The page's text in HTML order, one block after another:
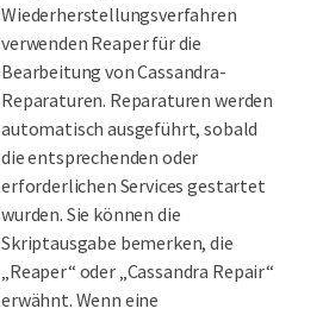
Wiederherstellungsverfahren
verwenden Reaper für die
Bearbeitung von Cassandra-
Reparaturen. Reparaturen werden
automatisch ausgeführt, sobald
die entsprechenden oder
erforderlichen Services gestartet
wurden. Sie können die
Skriptausgabe bemerken, die
„Reaper“ oder „Cassandra Repair“
erwähnt. Wenn eine